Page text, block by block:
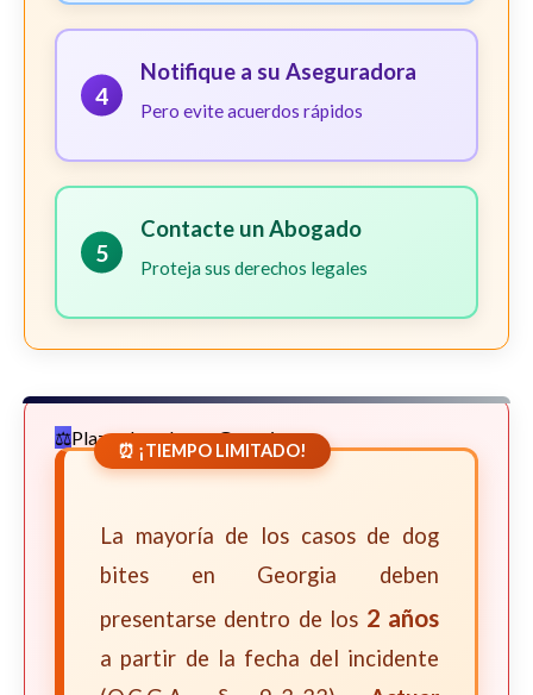
4
Notifique a su Aseguradora
Pero evite acuerdos rápidos
5
Contacte un Abogado
Proteja sus derechos legales
Plazos Legales en Georgia
⏰ ¡TIEMPO LIMITADO!
La mayoría de los casos de dog
bites en Georgia deben
presentarse dentro de los 2 años
a partir de la fecha del incidente